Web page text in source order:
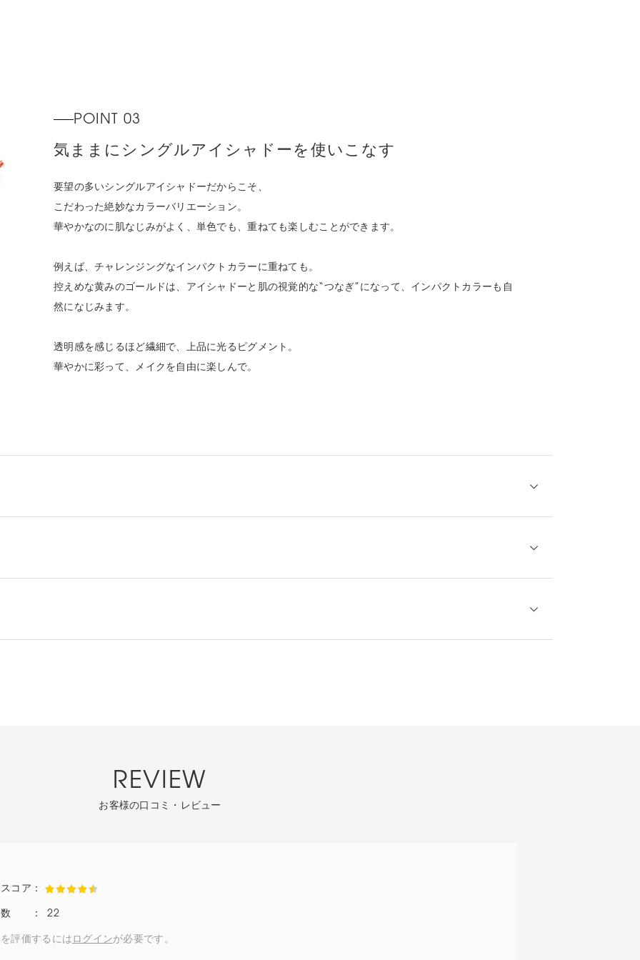
POINT 03
気ままにシングルアイシャドーを使いこなす
要望の多いシングルアイシャドーだからこそ、
こだわった絶妙なカラーバリエーション。
華やかなのに肌なじみがよく、単色でも、重ねても楽しむことができます。
例えば、チャレンジングなインパクトカラーに重ねても。
控えめな黄みのゴールドは、アイシャドーと肌の視覚的な“つなぎ”になって、インパクトカラーも自
然になじみます。
透明感を感じるほど繊細で、上品に光るピグメント。
華やかに彩って、メイクを自由に楽しんで。
REVIEW
お客様の口コミ・レビュー
22
評価するには ログインが必要です。